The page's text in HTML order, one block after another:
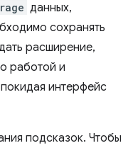
данных,
сохранять
расширение,
работой и
интерфейс
подсказок. Чтобы